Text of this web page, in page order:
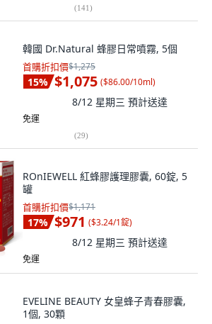
(141)
韓國 Dr.Natural 蜂膠日常噴霧, 5個
首購折扣價$1,275
15% $1,075 ($86.00/10ml)
8/12 星期三 預計送達
免運
(29)
ROnIEWELL 紅蜂膠護理膠囊, 60錠, 5
罐
首購折扣價$1,171
17% $971 ($3.24/1錠)
8/12 星期三 預計送達
免運
EVELINE BEAUTY 女皇蜂子青春膠囊,
1個, 30顆